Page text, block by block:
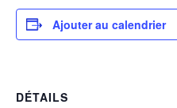
Ajouter au calendrier
DÉTAILS